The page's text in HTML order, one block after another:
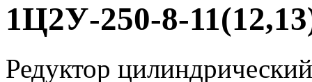
1Ц2У-250-8-
Редуктор